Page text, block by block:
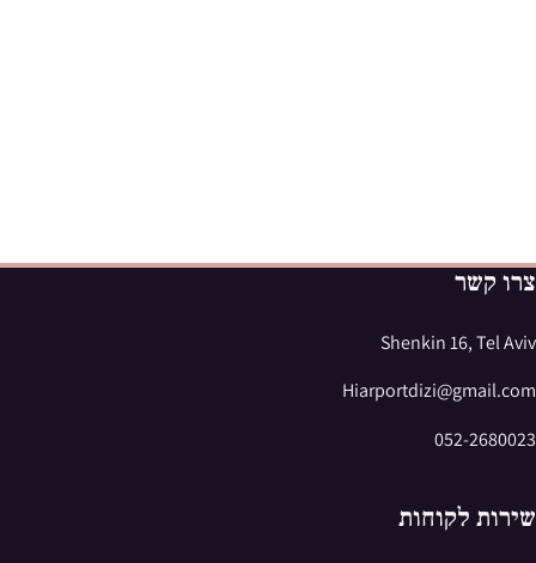
צרו קשר
Shenkin 16, Tel Aviv
Hiarportdizi@gmail.com
052-2680023
שירות לקוחות